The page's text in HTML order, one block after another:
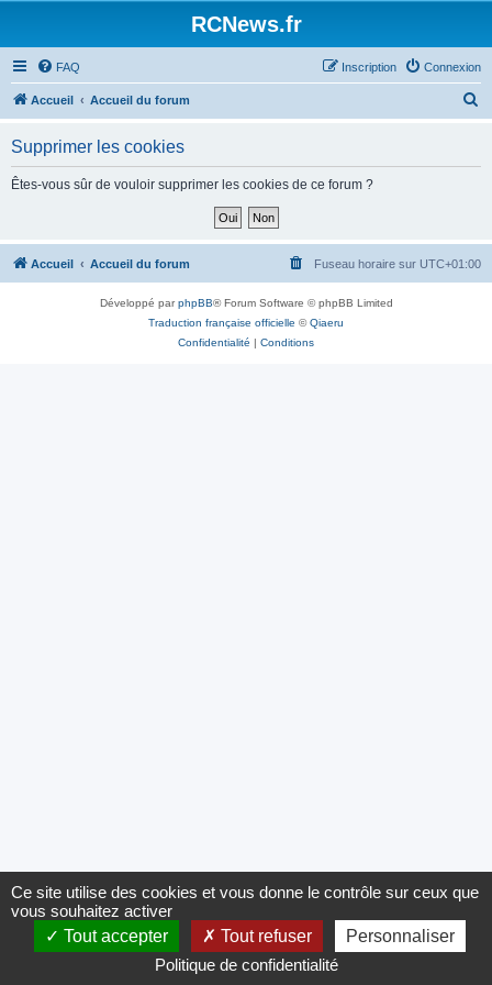
RCNews.fr
FAQ Connexion
Inscription
Accueil Accueil du forum
h
Supprimer les cookies
Êtes-vous sûr de vouloir supprimer les cookies de ce forum ?
Accueil Accueil du forum Fuseau horaire sur UTC+01:00
Développé parphpBB® Forum Software © phpBB Limited
Traduction française officielle ©Qiaeru
Confidentialité | Conditions
Panneau de gestion des cookies
Ce site utilise des cookies et vous donne le contrôle sur ceux que
vous souhaitez activer
Tout accepter
Tout refuser
Personnaliser
Politique de confidentialité